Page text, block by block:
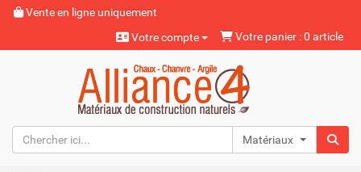
Vente en ligne uniquement
Votre compte
Votre panier : 0 article
Matériaux naturels